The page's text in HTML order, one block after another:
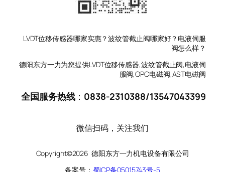
LVDT位移传感器哪家实惠？波纹管截止阀哪家好？电液伺服
阀怎么样？
德阳东方一力为您提供LVDT位移传感器,波纹管截止阀,电液伺
服阀,OPC电磁阀,AST电磁阀
全国服务热线： 0838-2310388/13547043399
微信扫码，关注我们
Copyright©2026 德阳东方一力机电设备有限公司
备案号： 蜀ICP备05015743号-5